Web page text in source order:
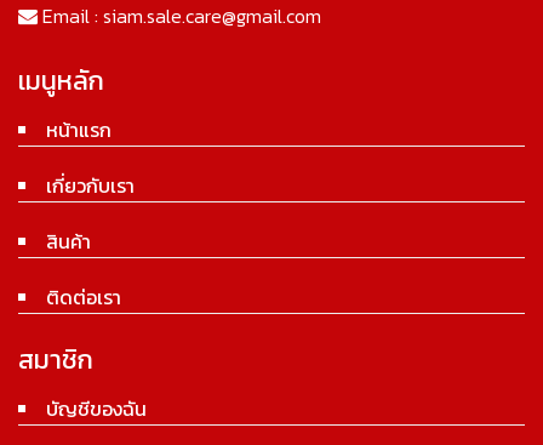
Email : siam.sale.care@gmail.com
เมนูหลัก
หน้าแรก
เกี่ยวกับเรา
สินค้า
ติดต่อเรา
สมาชิก
บัญชีของฉัน